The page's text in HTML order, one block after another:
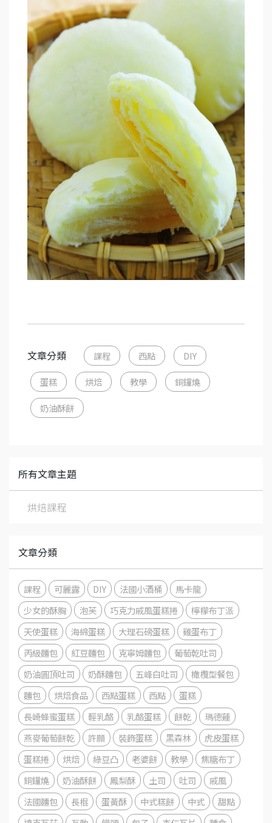
文章分類 課程 西點 DIY
蛋糕 烘焙 教學 銅鑼燒
奶油酥餅
所有文章主題
烘焙課程
文章分類
課程 可麗露 DIY 法國小酒桶
馬卡龍
少女的酥胸
泡芙 巧克力戚風蛋糕捲
檸檬布丁派
天使蛋糕
海綿蛋糕 大理石磅蛋糕
雞蛋布丁
丙級麵包
紅豆麵包 克寧姆麵包
葡萄乾吐司
奶油圓頂吐司
奶酥麵包 五峰白吐司
橄欖型餐包
麵包
烘焙食品 西點蛋糕 西點
蛋糕
長崎蜂蜜蛋糕
輕乳酪 乳酪蛋糕 餅乾
瑪德蓮
燕麥葡萄餅乾
許願 裝飾蛋糕 黑森林
虎皮蛋糕
蛋糕捲
烘焙 綠豆凸 老婆餅 教學
焦糖布丁
銅鑼燒
奶油酥餅 鳳梨酥 土司 吐司
戚風
法國麵包
長棍 蛋黃酥 中式糕餅 中式
甜點